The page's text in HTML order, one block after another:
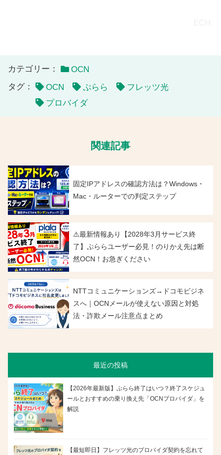
カテゴリー：
OCN
タグ：
OCN ぷらら
フレッツ光
プロバイダ
関連記事
固定IPアドレスの確認方法は？Windows・
Mac・ルーターでの判定ステップ
⚠️最新情報あり【2028年3月サービス終
了】ぷららユーザー必見！のりかえ先は断
然OCN！お急ぎください
NTTコミュニケーションズ→ドコモビジネ
スへ｜OCNメールが使えない原因と対処
法・詐欺メール注意点まとめ
最近の投稿
【2026年最新版】ぷらら終了はいつ？終了スケジュ
ールとおすすめの乗り換え先「OCNプロバイダ」を
解説
【最短即日】フレッツ光のプロバイダ契約を忘れて